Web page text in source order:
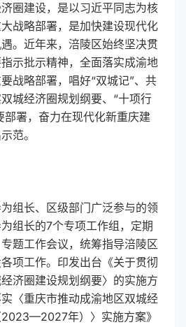
圈建设，是以习近平同志为核
战略部署，是加快建设现代化
。近年来，涪陵区始终坚决贯
示批示精神，全面落实成渝地
战略部署，唱好“双城记”、共
城经济圈规划纲要、“十项行
部署，奋力在现代化新重庆建
范。
组长、区级部门广泛参与的领
组长的7个专项工作组，定期
题工作会议，统筹指导涪陵区
项工作。印发出台《关于贯彻
济圈建设规划纲要〉的实施方
〈重庆市推动成渝地区双城经
年）〉实施方案》